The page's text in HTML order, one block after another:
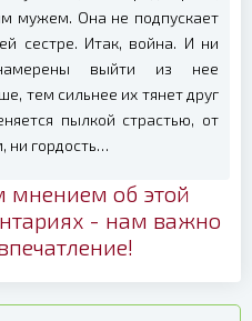
мужем. Она не подпускает
сестре. Итак, война. И ни
выйти из нее
тем сильнее их тянет друг
пылкой страстью, от
ни гордость…
мнением об этой
- нам важно